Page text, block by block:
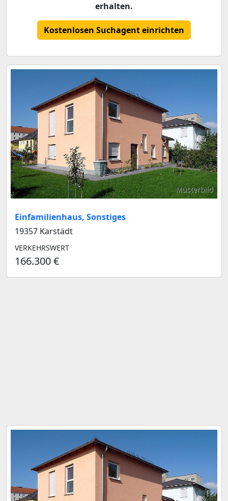
erhalten.
Kostenlosen Suchagent einrichten
Musterbild
Einfamilienhaus, Sonstiges
19357 Karstädt
VERKEHRSWERT
166.300 €